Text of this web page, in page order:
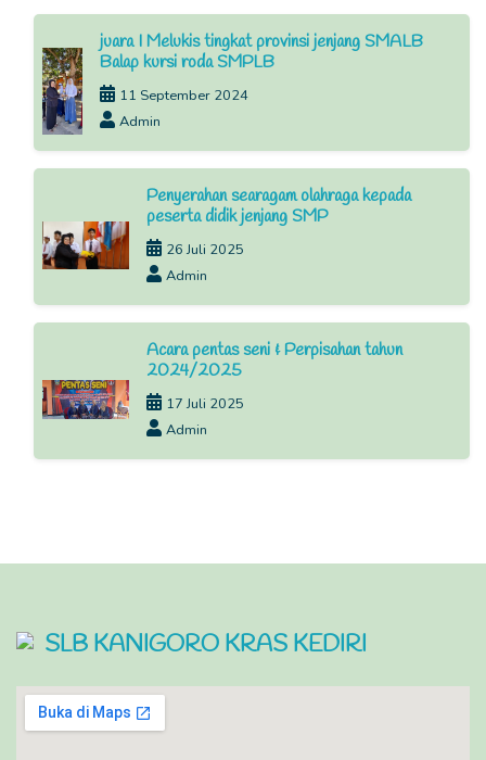
juara I Melukis tingkat provinsi jenjang SMALB
Balap kursi roda SMPLB
11 September 2024
Admin
Penyerahan searagam olahraga kepada
peserta didik jenjang SMP
26 Juli 2025
Admin
Acara pentas seni & Perpisahan tahun
2024/2025
17 Juli 2025
Admin
SLB KANIGORO KRAS KEDIRI